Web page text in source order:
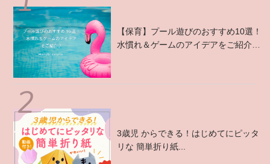
【保育】プール遊びのおすすめ10選！
水慣れ＆ゲームのアイデアをご紹介
3歳児 からできる！はじめてにピッタ
リな 簡単折り紙...